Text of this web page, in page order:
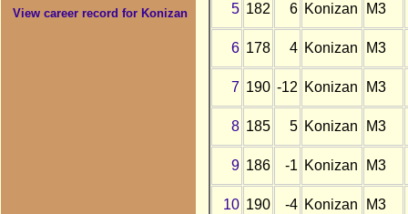
View career record for Konizan 5 182 6 Konizan M3
6 178 4 Konizan M3
7 190 -12 Konizan M3
8 185 5 Konizan M3
9 186 -1 Konizan M3
10 190 -4 Konizan M3